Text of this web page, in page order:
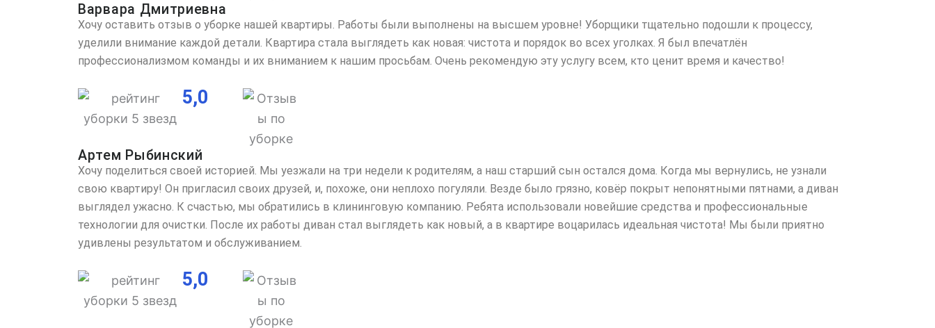
Варвара Дмитриевна
Хочу оставить отзыв о уборке нашей квартиры. Работы были выполнены на высшем уровне! Уборщики тщательно подошли к процессу,
уделили внимание каждой детали. Квартира стала выглядеть как новая: чистота и порядок во всех уголках. Я был впечатлён
профессионализмом команды и их вниманием к нашим просьбам. Очень рекомендую эту услугу всем, кто ценит время и качество!
5,0
Артем Рыбинский
Хочу поделиться своей историей. Мы уезжали на три недели к родителям, а наш старший сын остался дома. Когда мы вернулись, не узнали
свою квартиру! Он пригласил своих друзей, и, похоже, они неплохо погуляли. Везде было грязно, ковёр покрыт непонятными пятнами, а диван
выглядел ужасно. К счастью, мы обратились в клининговую компанию. Ребята использовали новейшие средства и профессиональные
технологии для очистки. После их работы диван стал выглядеть как новый, а в квартире воцарилась идеальная чистота! Мы были приятно
удивлены результатом и обслуживанием.
5,0